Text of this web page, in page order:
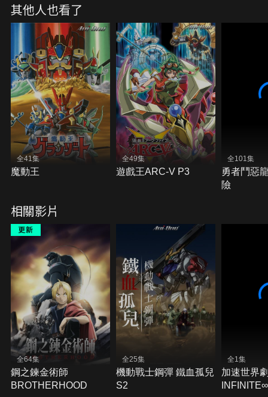
其他人也看了
全41集
魔動王
全49集
遊戲王ARC-V P3
全101集
勇者鬥惡
險
相關影片
全64集
鋼之鍊金術師
BROTHERHOOD
全25集
機動戰士鋼彈 鐵血孤兒
S2
全1集
加速世界